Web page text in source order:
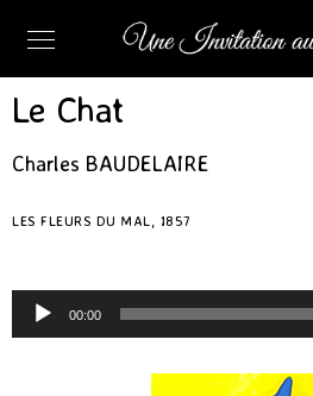
Le Chat
Charles BAUDELAIRE
LES FLEURS DU MAL, 1857
Lecteur
audio
00:00